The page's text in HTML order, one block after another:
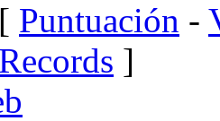
[ Puntuación -
Records ]